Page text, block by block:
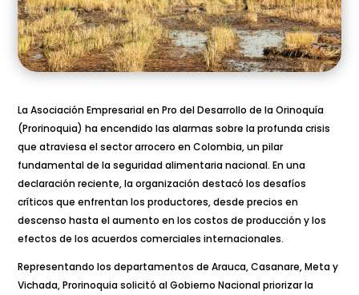
La Asociación Empresarial en Pro del Desarrollo de la Orinoquía
(Prorinoquia) ha encendido las alarmas sobre la profunda crisis
que atraviesa el sector arrocero en Colombia, un pilar
fundamental de la seguridad alimentaria nacional. En una
declaración reciente, la organización destacó los desafíos
críticos que enfrentan los productores, desde precios en
descenso hasta el aumento en los costos de producción y los
efectos de los acuerdos comerciales internacionales.
Representando los departamentos de Arauca, Casanare, Meta y
Vichada, Prorinoquia solicitó al Gobierno Nacional priorizar la